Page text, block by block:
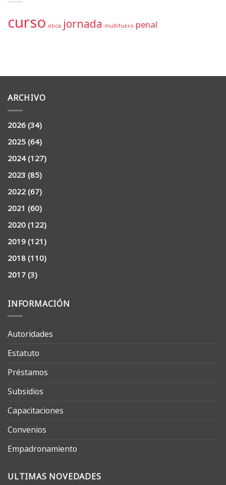
curso etica jornada multifuero penal
ARCHIVO
2026(34)
2025(64)
2024(127)
2023(85)
2022(67)
2021 (60)
2020(122)
2019(121)
2018(110)
2017(3)
INFORMACIÓN
Autoridades
Estatuto
Préstamos
Subsidios
Capacitaciones
Convenios
Empadronamiento
ULTIMAS NOVEDADES